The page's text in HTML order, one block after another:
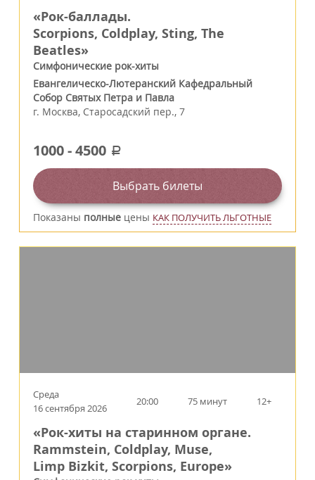
«Рок-баллады.
Scorpions, Coldplay, Sting, The
Beatles»
Симфонические рок-хиты
Евангелическо-Лютеранский Кафедральный
Собор Святых Петра и Павла
г. Москва, Старосадский пер., 7
1000-4500 a
Выбрать билеты
Показаны полные цены КАК ПОЛУЧИТЬ ЛЬГОТНЫЕ
Среда
16 сентября 2026
20:00 75 минут 12+
«Рок-хиты на старинном органе.
Rammstein, Coldplay, Muse,
Limp Bizkit, Scorpions, Europe»